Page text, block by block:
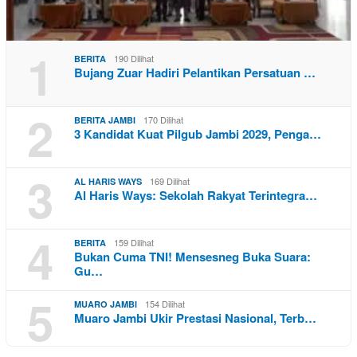
1 BERITA 190 Dilihat
Bujang Zuar Hadiri Pelantikan Persatuan …
2 BERITA JAMBI 170 Dilihat
3 Kandidat Kuat Pilgub Jambi 2029, Penga…
3 AL HARIS WAYS 169 Dilihat
Al Haris Ways: Sekolah Rakyat Terintegra…
4 BERITA 159 Dilihat
Bukan Cuma TNI! Mensesneg Buka Suara:
Gu…
5 MUARO JAMBI 154 Dilihat
Muaro Jambi Ukir Prestasi Nasional, Terb…